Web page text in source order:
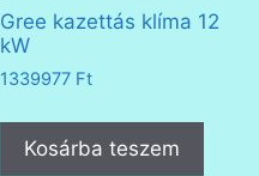
Gree kazettás klíma 12
kW
1339977 Ft
Kosárba teszem